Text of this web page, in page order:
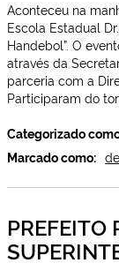
Aconteceu na
Escola Estadual
Handebol”. O
através da
parceria com a
Participaram do
Categorizado
Marcado como:
PREFEITO